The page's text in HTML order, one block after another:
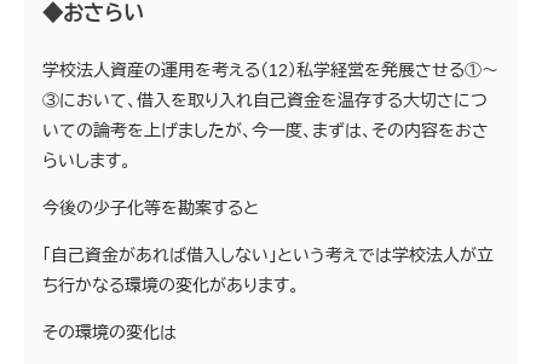
◆おさらい
学校法人資産の運用を考える（12）私学経営を発展させる①～
③において、借入を取り入れ自己資金を温存する大切さにつ
いての論考を上げましたが、今一度、まずは、その内容をおさ
らいします。
今後の少子化等を勘案すると
「自己資金があれば借入しない」という考えでは学校法人が立
ち行かなる環境の変化があります。
その環境の変化は